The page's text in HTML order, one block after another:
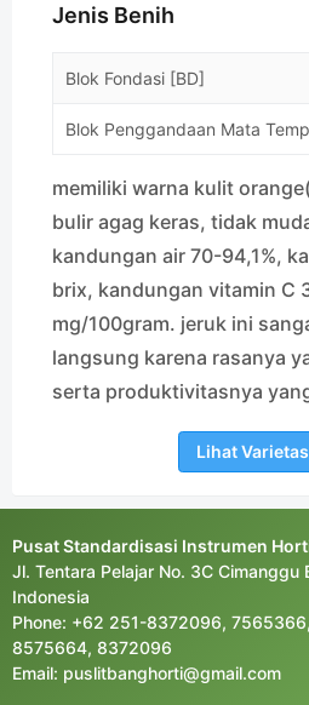
Jenis Benih
Blok Fondasi [BD]
Blok Penggandaan Mata
memiliki warna kulit
bulir agag keras, tidak
kandungan air 70-94,1%,
brix, kandungan vitamin C
mg/100gram. jeruk ini
langsung karena rasanya
serta produktivitasnya
Lihat
Pusat Standardisasi Instrumen
Jl. Tentara Pelajar No. 3C Cimanggu
Indonesia
Phone: +62 251-8372096,
8575664, 8372096
Email: puslitbanghorti@gmail.com